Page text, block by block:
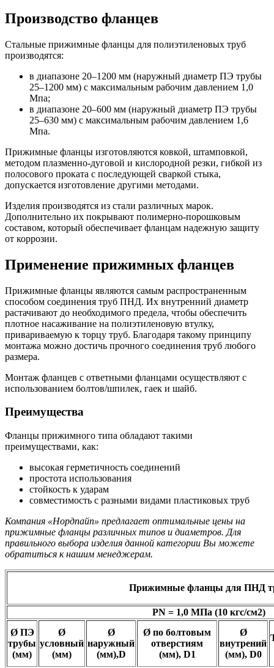
Производство фланцев
Стальные прижимные фланцы для полиэтиленовых труб
производятся:
в диапазоне 20–1200 мм (наружный диаметр ПЭ трубы
25–1200 мм) с максимальным рабочим давлением 1,0
Мпа;
в диапазоне 20–600 мм (наружный диаметр ПЭ трубы
25–630 мм) с максимальным рабочим давлением 1,6
Мпа.
Прижимные фланцы изготовляются ковкой, штамповкой,
методом плазменно-дуговой и кислородной резки, гибкой из
полосового проката с последующей сваркой стыка,
допускается изготовление другими методами.
Изделия производятся из стали различных марок.
Дополнительно их покрывают полимерно-порошковым
составом, который обеспечивает фланцам надежную защиту
от коррозии.
Применение прижимных фланцев
Прижимные фланцы являются самым распространенным
способом соединения труб ПНД. Их внутренний диаметр
растачивают до необходимого предела, чтобы обеспечить
плотное насаживание на полиэтиленовую втулку,
привариваемую к торцу труб. Благодаря такому принципу
монтажа можно достичь прочного соединения труб любого
размера.
Монтаж фланцев с ответными фланцами осуществляют с
использованием болтов/шпилек, гаек и шайб.
Преимущества
Фланцы прижимного типа обладают такими
преимуществами, как:
высокая герметичность соединений
простота использования
стойкость к ударам
совместимость с разными видами пластиковых труб
Компания «Нордпайп» предлагает оптимальные цены на
прижимные фланцы различных типов и диаметров. Для
правильного выбора изделия данной категории Вы можете
обратиться к нашим менеджерам.
Прижимные фланцы для ПНД
PN = 1,0 МПа (10 кгс/см2)
Ø ПЭ
трубы
(мм)
Ø
условный
(мм)
Ø
наружный
(мм),D
Ø по болтовым
отверстиям
(мм), D1
Ø
внутрений
(мм), D0